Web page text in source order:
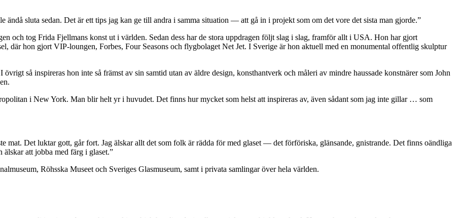
ändå sluta sedan. Det är ett tips jag kan ge till andra i samma situation — att gå in i projekt som om det vore det sista man gjorde.”
och tog Frida Fjellmans konst ut i världen. Sedan dess har de stora uppdragen följt slag i slag, framför allt i USA. Hon har gjort
där hon gjort VIP-loungen, Forbes, Four Seasons och flygbolaget Net Jet. I Sverige är hon aktuell med en monumental offentlig skulptur
så inspireras hon inte så främst av sin samtid utan av äldre design, konsthantverk och måleri av mindre haussade konstnärer som John
i New York. Man blir helt yr i huvudet. Det finns hur mycket som helst att inspireras av, även sådant som jag inte gillar … som
mat. Det luktar gott, går fort. Jag älskar allt det som folk är rädda för med glaset — det förföriska, glänsande, gnistrande. Det finns oändliga
att jobba med färg i glaset.”
Röhsska Museet och Sveriges Glasmuseum, samt i privata samlingar över hela världen.